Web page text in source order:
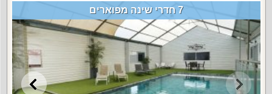
7 חדרי שינה מפוארים